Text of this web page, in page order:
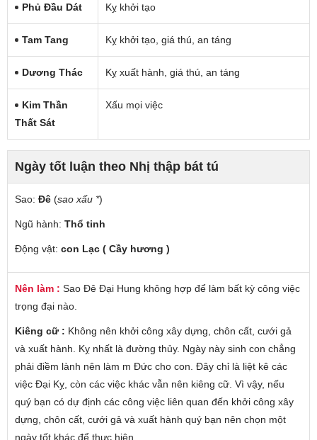
Phủ Đầu Dát Kỵ khởi tạo
Tam Tang Kỵ khởi tạo, giá thú, an táng
Dương Thác Kỵ xuất hành, giá thú, an táng
Kim Thần
Thất Sát
Xấu mọi việc
Ngày tốt luận theo Nhị thập bát tú
Sao: Đê (sao xấu *)
Ngũ hành: Thổ tinh
Động vật: con Lạc ( Cầy hương )
Nên làm : Sao Đê Đại Hung không hợp để làm bất kỳ công việc
trọng đại nào.
Kiêng cữ : Không nên khởi công xây dựng, chôn cất, cưới gả
và xuất hành. Kỵ nhất là đường thủy. Ngày này sinh con chẳng
phải điềm lành nên làm m Đức cho con. Đây chỉ là liệt kê các
việc Đại Kỵ, còn các việc khác vẫn nên kiêng cữ. Vì vậy, nếu
quý bạn có dự định các công việc liên quan đến khởi công xây
dựng, chôn cất, cưới gả và xuất hành quý bạn nên chọn một
ngày tốt khác để thực hiện